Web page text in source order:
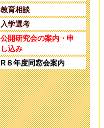
教育相談
入学選考
公開研究会の案内・申
し込み
R８年度同窓会案内